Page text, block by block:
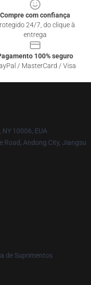
Compre com confiança
24/7, do clique à
entrega
100% seguro
/ MasterCard / Visa
10006, EUA
Road, Andong City, Jiangsu
de Suprimentos